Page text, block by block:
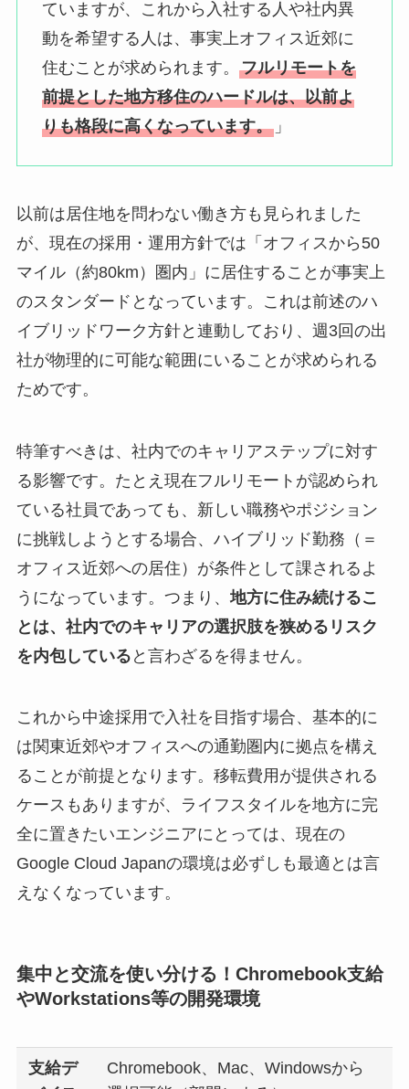
ていますが、これから入社する人や社内異
動を希望する人は、事実上オフィス近郊に
住むことが求められます。 フルリモートを
前提とした地方移住のハードルは、以前よ
りも格段に高くなっています。」
以前は居住地を問わない働き方も見られました
が、現在の採用・運用方針では「オフィスから50
マイル（約80km）圏内」に居住することが事実上
のスタンダードとなっています。これは前述のハ
イブリッドワーク方針と連動しており、週3回の出
社が物理的に可能な範囲にいることが求められる
ためです。
特筆すべきは、社内でのキャリアステップに対す
る影響です。たとえ現在フルリモートが認められ
ている社員であっても、新しい職務やポジション
に挑戦しようとする場合、ハイブリッド勤務（＝
オフィス近郊への居住）が条件として課されるよ
うになっています。つまり、地方に住み続けるこ
とは、社内でのキャリアの選択肢を狭めるリスク
を内包している と言わざるを得ません。
これから中途採用で入社を目指す場合、基本的に
は関東近郊やオフィスへの通勤圏内に拠点を構え
ることが前提となります。移転費用が提供される
ケースもありますが、ライフスタイルを地方に完
全に置きたいエンジニアにとっては、現在の
Google Cloud Japanの環境は必ずしも最適とは言
えなくなっています。
集中と交流を使い分ける！Chromebook支給
やWorkstations等の開発環境
支給デ
Chromebook、Mac、Windowsから